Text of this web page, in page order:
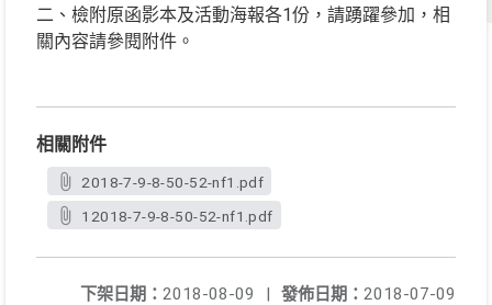
二、檢附原函影本及活動海報各1份，請踴躍參加，相
關內容請參閱附件。
相關附件
2018-7-9-8-50-52-nf1.pdf
12018-7-9-8-50-52-nf1.pdf
發佈日期： 2018-07-09
下架日期： 2018-08-09
|